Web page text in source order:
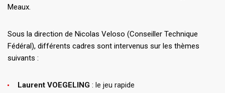
Meaux.
Sous la direction de Nicolas Veloso (Conseiller Technique
Fédéral), différents cadres sont intervenus sur les thèmes
suivants :
Laurent VOEGELING : le jeu rapide